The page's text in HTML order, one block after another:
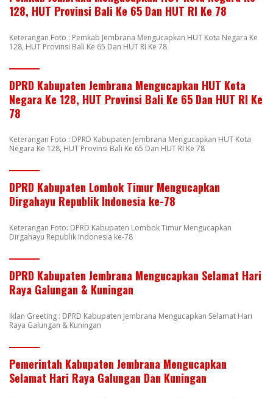
128, HUT Provinsi Bali Ke 65 Dan HUT RI Ke 78
Keterangan Foto : Pemkab Jembrana Mengucapkan HUT Kota Negara Ke
128, HUT Provinsi Bali Ke 65 Dan HUT RI Ke 78
DPRD Kabupaten Jembrana Mengucapkan HUT Kota
Negara Ke 128, HUT Provinsi Bali Ke 65 Dan HUT RI Ke
78
Keterangan Foto : DPRD Kabupaten Jembrana Mengucapkan HUT Kota
Negara Ke 128, HUT Provinsi Bali Ke 65 Dan HUT RI Ke 78
DPRD Kabupaten Lombok Timur Mengucapkan
Dirgahayu Republik Indonesia ke-78
Keterangan Foto: DPRD Kabupaten Lombok Timur Mengucapkan
Dirgahayu Republik Indonesia ke-78
DPRD Kabupaten Jembrana Mengucapkan Selamat Hari
Raya Galungan & Kuningan
Iklan Greeting : DPRD Kabupaten Jembrana Mengucapkan Selamat Hari
Raya Galungan & Kuningan
Pemerintah Kabupaten Jembrana Mengucapkan
Selamat Hari Raya Galungan Dan Kuningan